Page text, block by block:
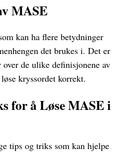
MASE
kan ha flere betydninger
det brukes i. Det er
de ulike definisjonene av
kryssordet korrekt.
for å Løse MASE i
tips og triks som kan hjelpe